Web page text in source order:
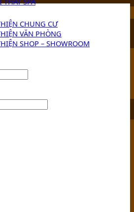
CHUNG CƯ
VĂN PHÒNG
SHOP – SHOWROOM